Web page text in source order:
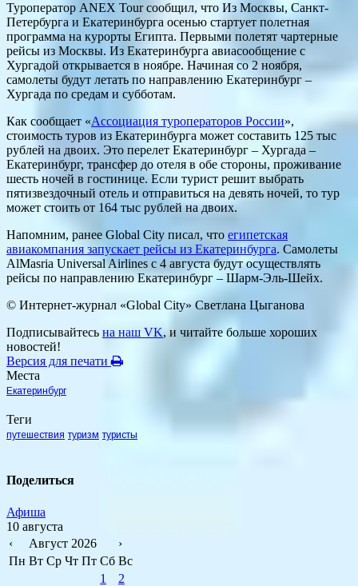
Туроператор ANEX Tour сообщил, что Из Москвы, Санкт-
Петербурга и Екатеринбурга осенью стартует полетная
программа на курорты Египта. Первыми полетят чартерные
рейсы из Москвы. Из Екатеринбурга авиасообщение с
Хургадой открывается в ноябре. Начиная со 2 ноября,
самолеты будут летать по направлению Екатеринбург –
Хургада по средам и субботам.
Как сообщает «Ассоциация туроператоров России»,
стоимость туров из Екатеринбурга может составить 125 тыс
рублей на двоих. Это перелет Екатеринбург – Хургада –
Екатеринбург, трансфер до отеля в обе стороны, проживание
шесть ночей в гостинице. Если турист решит выбрать
пятизвездочный отель и отправиться на девять ночей, то тур
может стоить от 164 тыс рублей на двоих.
Напомним, ранее Global City писал, что египетская
авиакомпания запускает рейсы из Екатеринбурга. Самолеты
AlMasria Universal Airlines с 4 августа будут осуществлять
рейсы по направлению Екатеринбург – Шарм-Эль-Шейх.
© Интернет-журнал «Global City» Светлана Цыганова
Подписывайтесь на наш VK, и читайте больше хороших
новостей!
Версия для печати
Места
Екатеринбург
Теги
путешествия туризм туристы
Поделиться
Афиша
10 августа
‹
Август 2026
›
Пн Вт Ср Чт Пт Сб Вс
1
2